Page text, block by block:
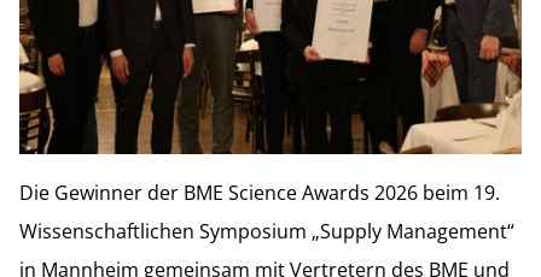
Die Gewinner der BME Science Awards 2026 beim 19.
Wissenschaftlichen Symposium „Supply Management“
in Mannheim gemeinsam mit Vertretern des BME und